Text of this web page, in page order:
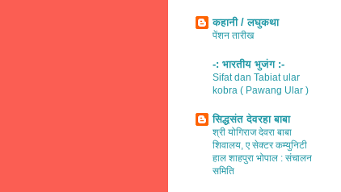
कहानी / लघुकथा
पेंशन तारीख
-: भारतीय भुजंग :-
Sifat dan Tabiat ular
kobra ( Pawang Ular )
सिद्धसंत देवरहा बाबा
श्री योगिराज देवरा बाबा
शिवालय, ए सेक्टर कम्युनिटी
हाल शाहपुरा भोपाल : संचालन
समिति